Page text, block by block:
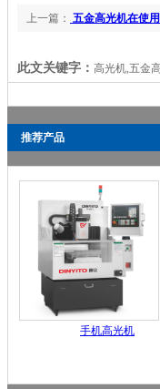
上一篇： 五金高光机在使
此文关键字： 高光机,五金
推荐产品
手机高光机